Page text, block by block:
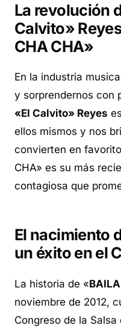
La revolución
Calvito»
CHA CHA»
En la industria
y sorprendernos con
«El Calvito» Reyes
ellos mismos y nos
convierten en
CHA» es su más
contagiosa que
El nacimiento
un éxito en el
La historia de «
noviembre de 2012,
Congreso de la